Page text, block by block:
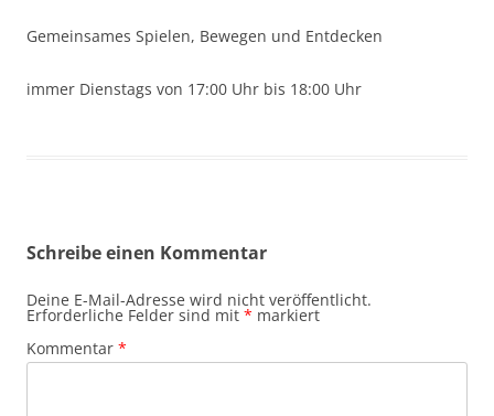
Gemeinsames Spielen, Bewegen und Entdecken
immer Dienstags von 17:00 Uhr bis 18:00 Uhr
Schreibe einen Kommentar
Deine E-Mail-Adresse wird nicht veröffentlicht.
Erforderliche Felder sind mit * markiert
Kommentar *